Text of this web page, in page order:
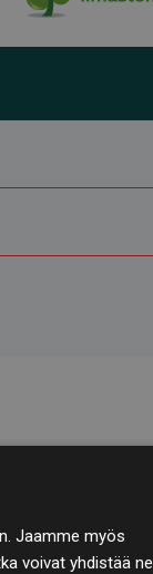
Jaamme myös
voivat yhdistää ne